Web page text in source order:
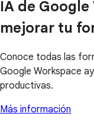
IA de
mejorar tu
Conoce todas las
Google Workspace
productivas.
Más información